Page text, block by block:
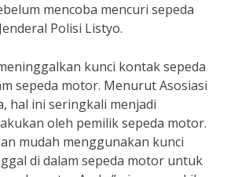
mencoba mencuri sepeda
Polisi Listyo.
kunci kontak sepeda
sepeda motor. Menurut Asosiasi
hal ini seringkali menjadi
oleh pemilik sepeda motor.
mudah menggunakan kunci
di dalam sepeda motor untuk